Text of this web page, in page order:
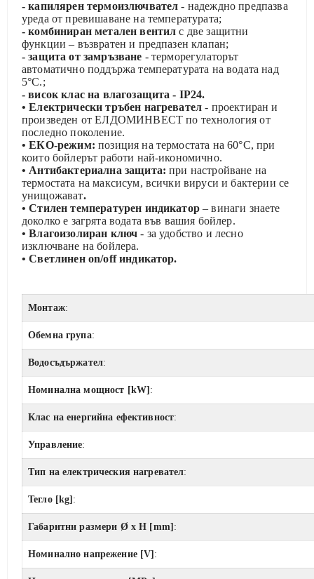
- капилярен термоизлючвател- надеждно предпазва
уреда от превишаване на температурата;
- комбиниран метален вентилс две защитни
функции – възвратен и предпазен клапан;
- защита от замръзване - терморегулаторът
автоматично поддържа температурата на водата над
5°С.;
- висок клас на влагозащита - IP24.
• Електрически тръбен нагревател- проектиран и
произведен от ЕЛДОМИНВЕСТ по технология от
последно поколение.
• ЕКО-режим:позиция на термостата на 60°С, при
които бойлерът работи най-икономично.
• Антибактериална защита:при настройване на
термостата на максисум, всички вируси и бактерии се
унищожават.
• Стилен температурен индикатор– винаги знаете
доколко е загрята водата във вашия бойлер.
• Влагоизолиран ключ- за удобство и лесно
изключване на бойлера.
• Светлинен on/off индикатор.
Монтаж:
Обемна група:
Водосъдържател:
Номинална мощност [kW]:
Клас на енергийна ефективност:
Управление:
Тип на електрическия нагревател:
Тегло [kg]:
Габаритни размери Ø x H [mm]:
Номинално напрежение [V]: